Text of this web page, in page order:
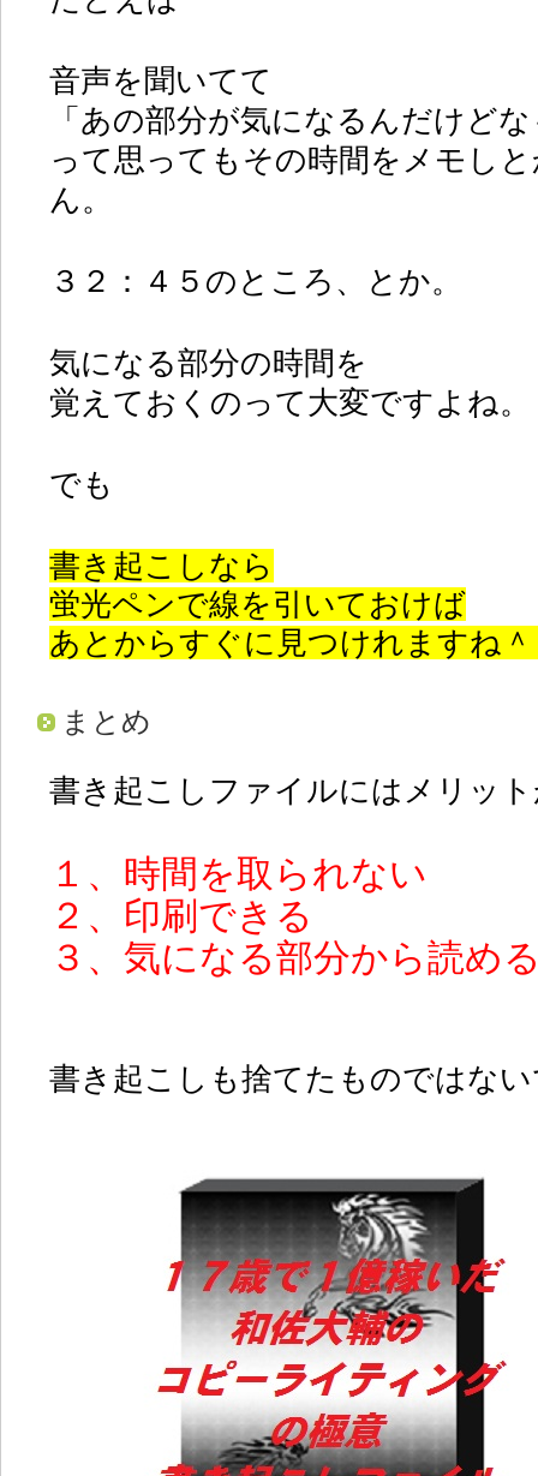
音声を聞いてて
「あの部分が気になるんだけど
って思ってもその時間をメモし
ん。
３２：４５のところ、とか。
気になる部分の時間を
覚えておくのって大変ですよね。
でも
書き起こしなら
蛍光ペンで線を引いておけば
あとからすぐに見つけれますね
まとめ
書き起こしファイルにはメリッ
１、時間を取られない
２、印刷できる
３、気になる部分から読め
書き起こしも捨てたものではな